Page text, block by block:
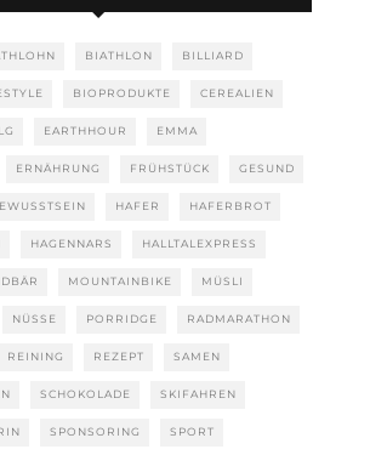
BIATHLON BILLIARD
BIOPRODUKTE CEREALIEN
EARTHHOUR EMMA
ERNÄHRUNG FRÜHSTÜCK GESUND
HAFER HAFERBROT
HAGENNARS HALLTALEXPRESS
MOUNTAINBIKE MÜSLI
NÜSSE PORRIDGE RADMARATHON
REINING REZEPT SAMEN
SCHOKOLADE SKIFAHREN
SPONSORING SPORT